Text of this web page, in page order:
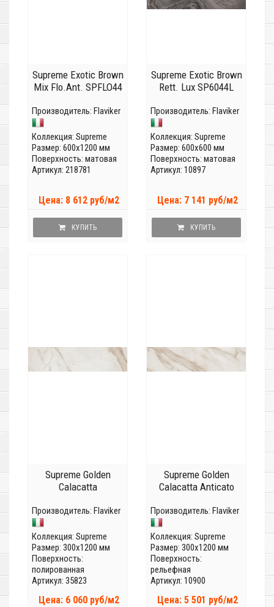
Supreme Exotic Brown
Mix Flo.Ant. SPFLO44
Производитель: Flaviker
Коллекция: Supreme
Размер: 600x1200 мм
Поверхность: матовая
Артикул: 218781
Цена: 8 612 руб/м2
КУПИТЬ
Supreme Exotic Brown
Rett. Lux SP6044L
Производитель: Flaviker
Коллекция: Supreme
Размер: 600x600 мм
Поверхность: матовая
Артикул: 10897
Цена: 7 141 руб/м2
КУПИТЬ
Supreme Golden
Calacatta
Производитель: Flaviker
Коллекция: Supreme
Размер: 300x1200 мм
Поверхность:
полированная
Артикул: 35823
Цена: 6 060 руб/м2
Supreme Golden
Calacatta Anticato
Производитель: Flaviker
Коллекция: Supreme
Размер: 300x1200 мм
Поверхность:
рельефная
Артикул: 10900
Цена: 5 501 руб/м2